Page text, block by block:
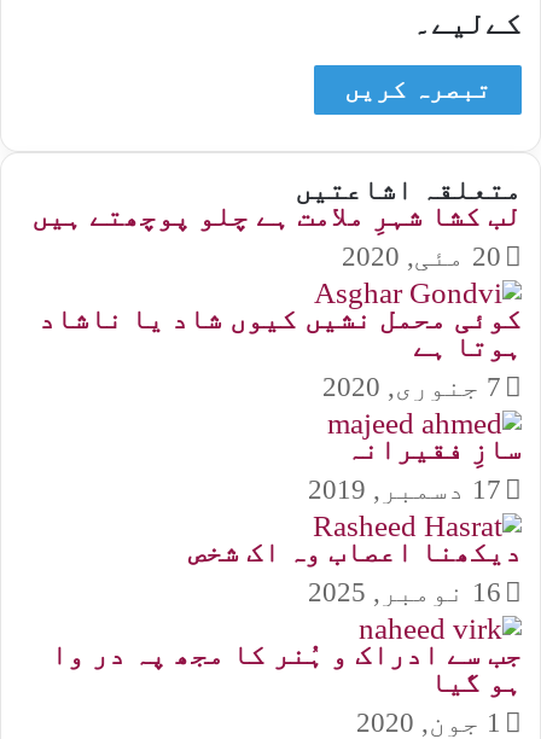
کےلیے۔
متعلقہ اشاعتیں
لب کشا شہرِ ملامت ہے چلو پوچھتے ہیں
20 مئی, 2020
کوئی محمل نشیں کیوں شاد یا ناشاد
ہوتا ہے
7 جنوری, 2020
سازِ فقیرانہ
17 دسمبر, 2019
دیکھنا اعصاب وہ اک شخص
16 نومبر, 2025
جب سے ادراک و ہُنر کا مجھ پہ در وا
ہو گیا
1 جون, 2020